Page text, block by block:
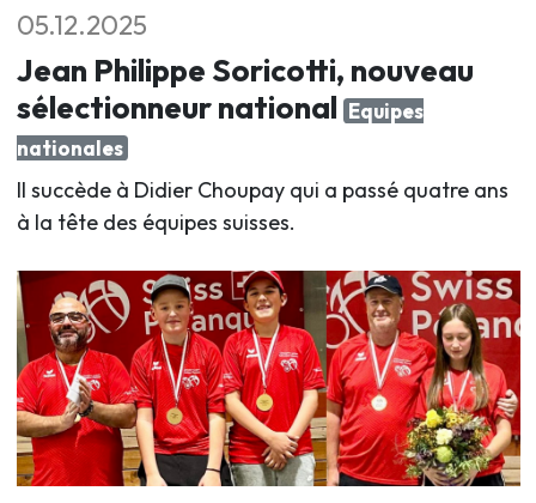
05.12.2025
Jean Philippe Soricotti, nouveau
sélectionneur national Equipes
nationales
Il succède à Didier Choupay qui a passé quatre ans
à la tête des équipes suisses.